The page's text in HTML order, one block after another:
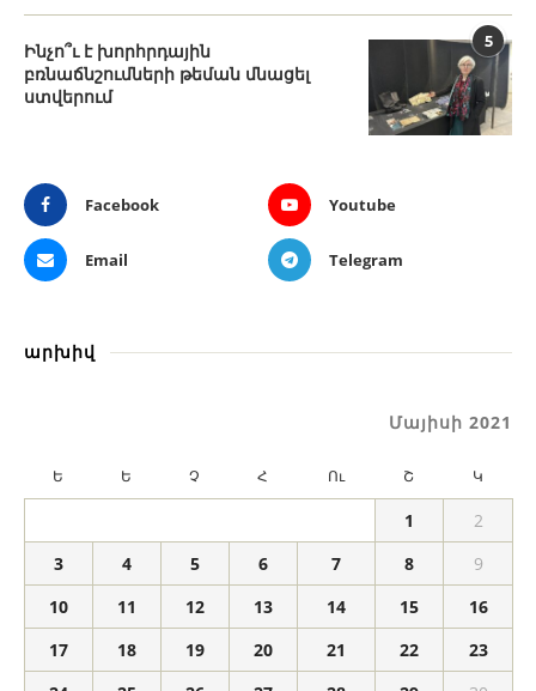
5
Ինչո՞ւ է խորհրդային
բռնաճնշումների թեման մնացել
ստվերում
Facebook Youtube
Email Telegram
արխիվ
Մայիսի 2021
Ե Ե Չ Հ Ու Շ Կ
1
2
3
4 5 6 7 8
9
10
11 12 13 14 15
16
17
18 19 20 21 22
23